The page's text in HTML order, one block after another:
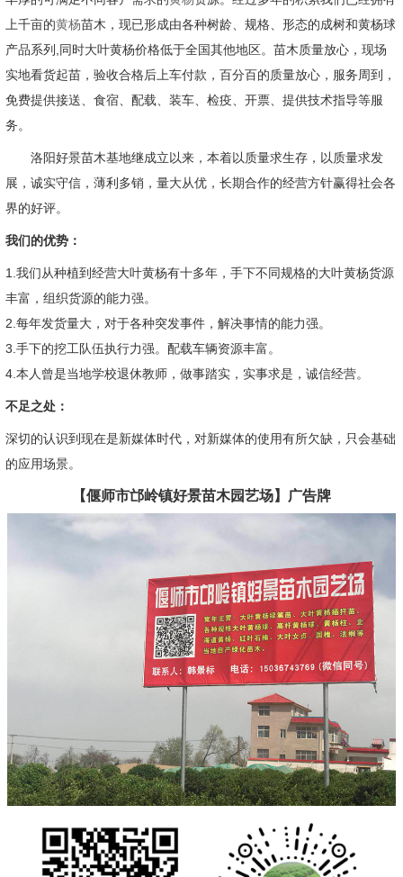
上千亩的黄杨苗木，现已形成由各种树龄、规格、形态的成树和黄杨球
产品系列,同时大叶黄杨价格低于全国其他地区。苗木质量放心，现场
实地看货起苗，验收合格后上车付款，百分百的质量放心，服务周到，
免费提供接送、食宿、配载、装车、检疫、开票、提供技术指导等服
务。
洛阳好景苗木基地继成立以来，本着以质量求生存，以质量求发
展，诚实守信，薄利多销，量大从优，长期合作的经营方针赢得社会各
界的好评。
我们的优势：
1.我们从种植到经营大叶黄杨有十多年，手下不同规格的大叶黄杨货源
丰富，组织货源的能力强。
2.每年发货量大，对于各种突发事件，解决事情的能力强。
3.手下的挖工队伍执行力强。配载车辆资源丰富。
4.本人曾是当地学校退休教师，做事踏实，实事求是，诚信经营。
不足之处：
深切的认识到现在是新媒体时代，对新媒体的使用有所欠缺，只会基础
的应用场景。
【偃师市邙岭镇好景苗木园艺场】广告牌